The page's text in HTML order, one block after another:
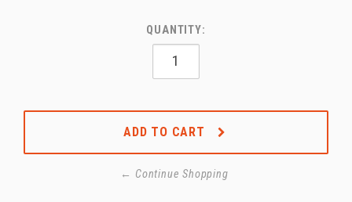
QUANTITY:
ADD TO CART
← Continue Shopping